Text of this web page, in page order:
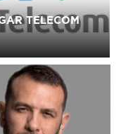
TELECOM